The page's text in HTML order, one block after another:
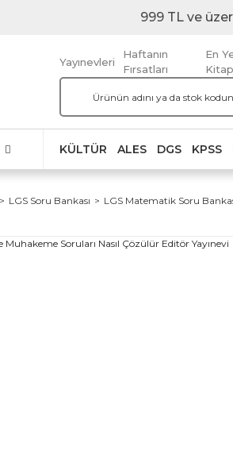
999 TL ve
Yayınevleri
Haftanın
Fırsatları
En
KÜLTÜR ALES DGS KPSS
LGS Soru Bankası LGS Matematik Soru